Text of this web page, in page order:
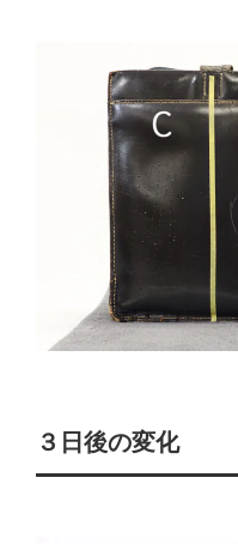
３日後の変化